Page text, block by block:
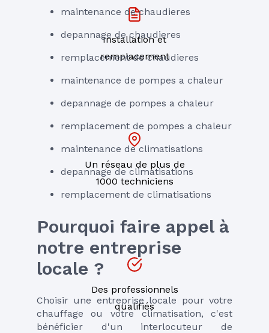
maintenance de chaudieres
depannage de chaudieres
remplacement de chaudieres
maintenance de pompes a chaleur
depannage de pompes a chaleur
remplacement de pompes a chaleur
maintenance de climatisations
depannage de climatisations
remplacement de climatisations
Pourquoi faire appel à
notre entreprise
locale ?
Choisir une entreprise locale pour votre
chauffage ou votre climatisation, c'est
bénéficier d'un interlocuteur de
Installation et
remplacement
Un réseau de plus de
1000 techniciens
Des professionnels
qualifiés